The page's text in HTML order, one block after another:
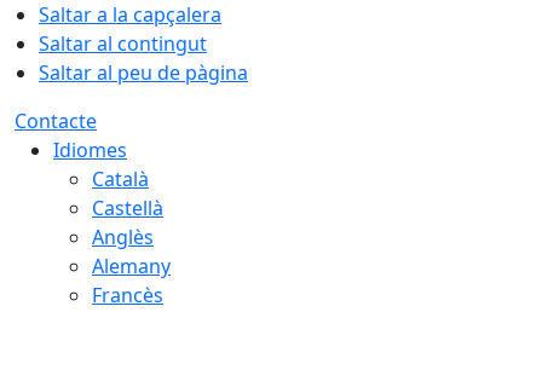
Saltar a la capçalera
Saltar al contingut
Saltar al peu de pàgina
Contacte
Idiomes
Català
Castellà
Anglès
Alemany
Francès